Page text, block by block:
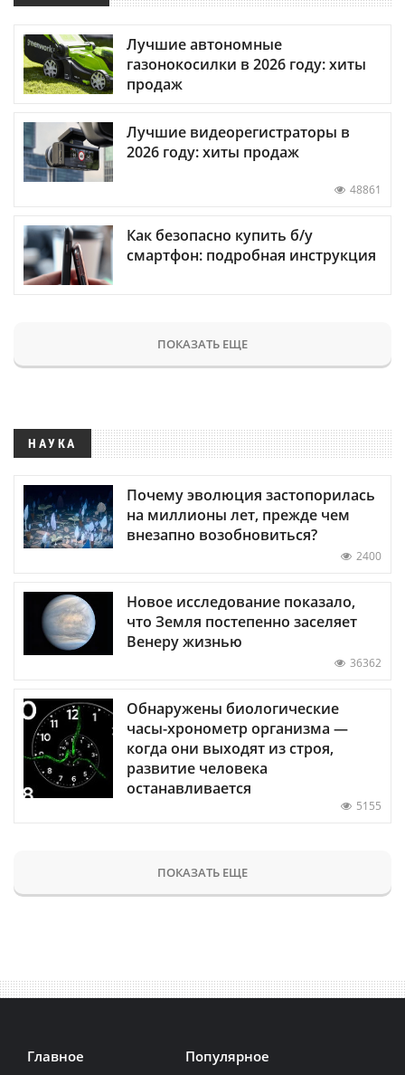
Лучшие автономные
газонокосилки в 2026 году: хиты
продаж
Лучшие видеорегистраторы в
2026 году: хиты продаж
48861
Как безопасно купить б/у
смартфон: подробная инструкция
ПОКАЗАТЬ ЕЩЕ
НАУКА
Почему эволюция застопорилась
на миллионы лет, прежде чем
внезапно возобновиться?
2400
Новое исследование показало,
что Земля постепенно заселяет
Венеру жизнью
36362
Обнаружены биологические
часы-хронометр организма —
когда они выходят из строя,
развитие человека
останавливается
5155
ПОКАЗАТЬ ЕЩЕ
Главное Популярное